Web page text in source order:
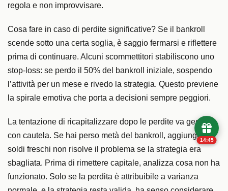
regola e non improvvisare.
Cosa fare in caso di perdite significative? Se il bankroll
scende sotto una certa soglia, è saggio fermarsi e riflettere
prima di continuare. Alcuni scommettitori stabiliscono uno
stop-loss: se perdo il 50% del bankroll iniziale, sospendo
l’attività per un mese e rivedo la strategia. Questo previene
la spirale emotiva che porta a decisioni sempre peggiori.
La tentazione di ricapitalizzare dopo le perdite va gestita
con cautela. Se hai perso metà del bankroll, aggiungere
soldi freschi non risolve il problema se la strategia era
sbagliata. Prima di rimettere capitale, analizza cosa non ha
funzionato. Solo se la perdita è attribuibile a varianza
14:44